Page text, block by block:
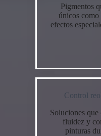
Pigmentos
únicos
efectos
Control
Soluciones
fluidez y
pinturas